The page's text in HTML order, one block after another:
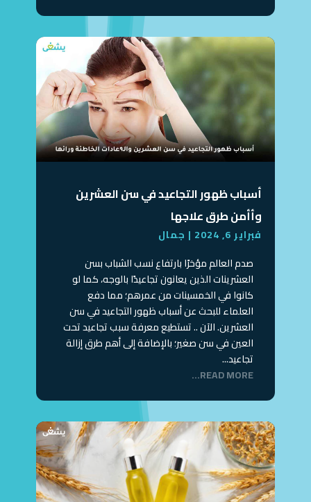
أسباب ظهور التجاعيد في سن العشرين
وأأمن طرق علاجها
فبراير 6, 2024 | جمال
صدم العالم مؤخرًا بارتفاع نسب الشباب بسن
العشرينات الذين يعانون تجاعيدًا بالوجه، كما لو
كانوا في الخمسينات من عمرهم؛ مما دفع
العلماء للبحث عن أسباب ظهور التجاعيد في سن
العشرين. الآن .. تستطيع معرفة سبب تجاعيد تحت
العين في سن صغير؛ بالإضافة إلى أهم طرق إزالة
تجاعيد...
READ MORE...